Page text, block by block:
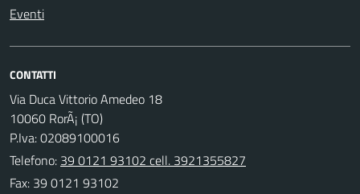
Eventi
CONTATTI
Via Duca Vittorio Amedeo 18
10060 RorÃ¡ (TO)
P.Iva: 02089100016
Telefono: 39 0121 93102 cell. 3921355827
Fax: 39 0121 93102